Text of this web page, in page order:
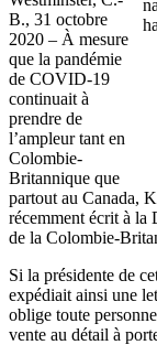
B., 31 octobre
2020 – À mesure
que la pandémie
de COVID‑19
continuait à
prendre de
l’ampleur tant en
Colombie-
Britannique que
partout au Canada,
récemment écrit à la
de la Colombie-
Si la présidente de
expédiait ainsi une
oblige toute
vente au détail à